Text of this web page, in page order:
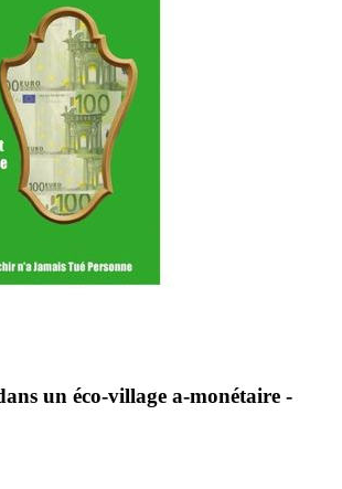
un éco-village a-monétaire -